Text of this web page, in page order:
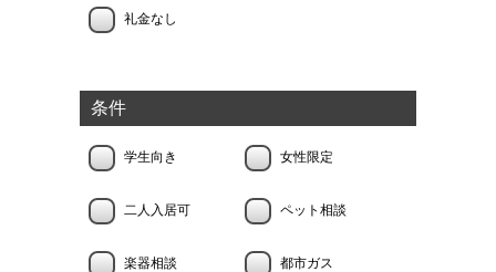
礼金なし
条件
学生向き 女性限定
二人入居可 ペット相談
楽器相談 都市ガス